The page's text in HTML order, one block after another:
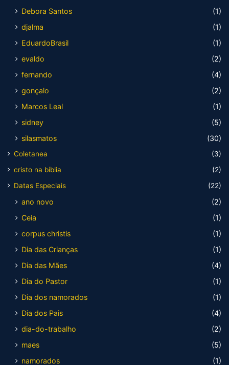
Debora Santos
(1)
djalma
(1)
EduardoBrasil
(1)
evaldo
(2)
fernando
(4)
gonçalo
(2)
Marcos Leal
(1)
sidney
(5)
silasmatos
(30)
Coletanea
(3)
cristo na bíblia
(2)
Datas Especiais
(22)
ano novo
(2)
Ceia
(1)
corpus christis
(1)
Dia das Crianças
(1)
Dia das Mães
(4)
Dia do Pastor
(1)
Dia dos namorados
(1)
Dia dos Pais
(4)
dia-do-trabalho
(2)
maes
(5)
namorados
(1)